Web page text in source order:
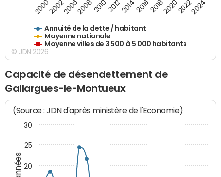
Annuité de la dette / habitant
Moyenne nationale
Moyenne villes de 3 500 à 5 000 habitants
200020022006200820102012201420162018202020222024
© JDN 2026
Capacité de désendettement de
Gallargues-le-Montueux
(Source : JDN d'après ministère de l'Economie)
20
25
30